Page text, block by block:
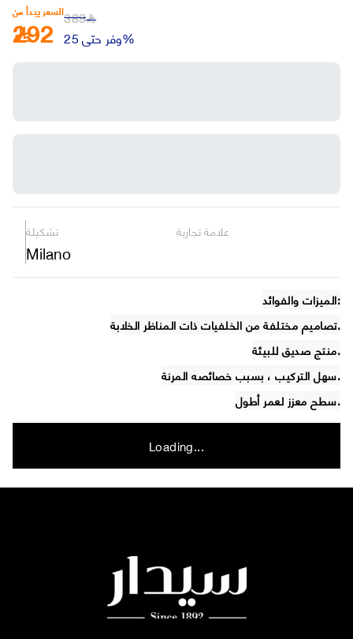
السعر يبدأ من
292 ﷼389
وفر حتى 25%
تشكيلة
Milano
علامة تجارية
الميزات والفوائد:
تصاميم مختلفة من الخلفيات ذات المناظر الخلابة.
منتج صديق للبيئة.
سهل التركيب ، بسبب خصائصه المرنة.
سطح معزز لعمر أطول.
Loading...